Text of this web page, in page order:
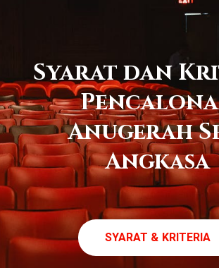
Syarat dan
Anugerah
Angkasa
SYARAT & KRITERIA